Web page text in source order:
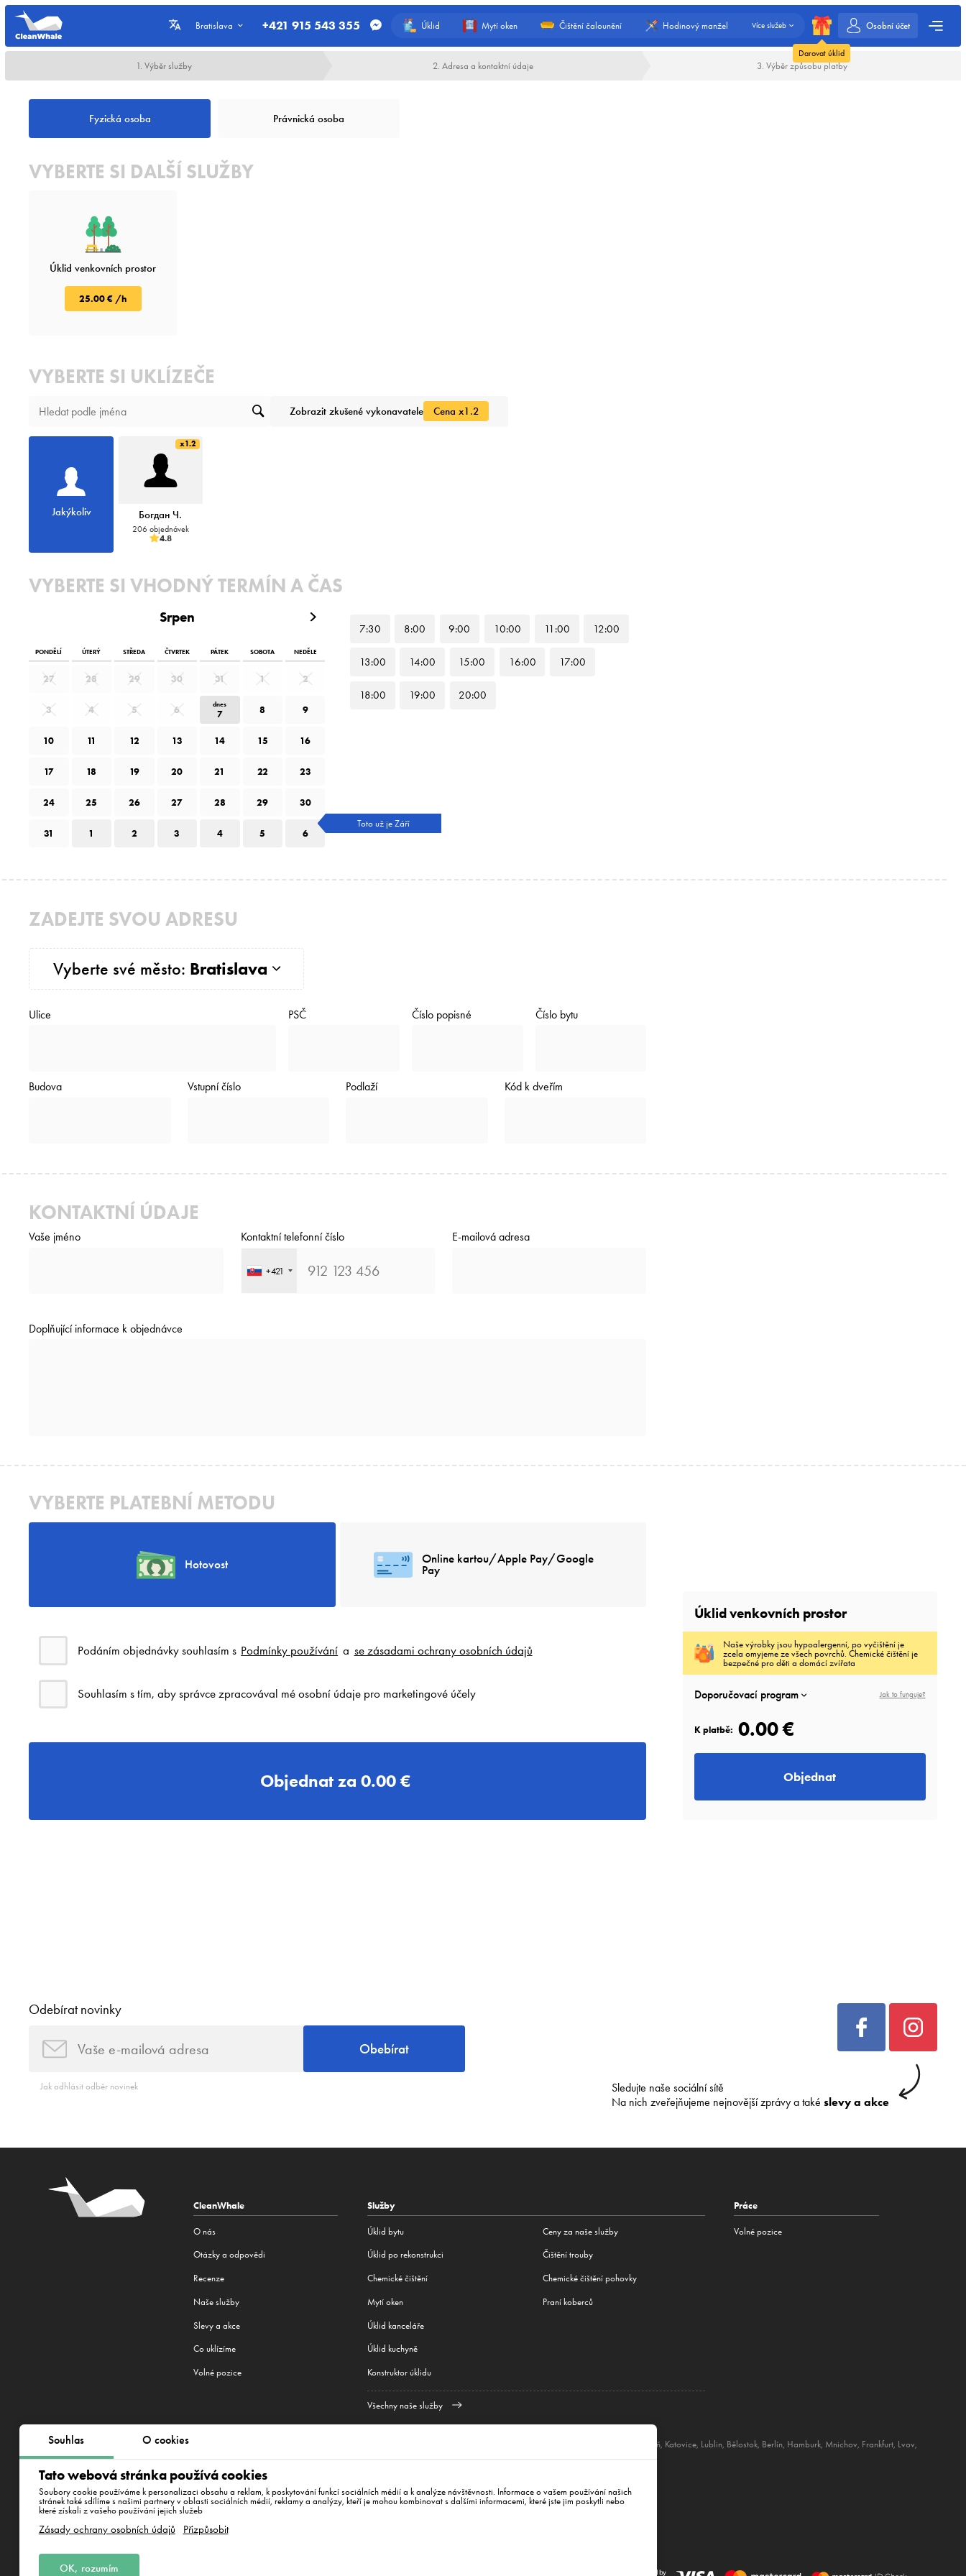
Souhlas O cookies
Tato webová stránka používá cookies
Soubory cookie používáme k personalizaci obsahu a reklam, k poskytování funkcí sociálních médií a k analýze návštěvnosti. Informace o vašem používání našich
stránek také sdílíme s našimi partnery v oblasti sociálních médií, reklamy a analýzy, kteří je mohou kombinovat s dalšími informacemi, které jste jim poskytli nebo
které získali z vašeho používání jejich služeb
Zásady ochrany osobních údajů Přizpůsobit
OK, rozumím
Bratislava +421 915 543 355 Úklid Mytí oken Čištění čalounění Hodinový manžel Více služeb
Darovat úklid
Osobní účet
1. Výběr služby 2. Adresa a kontaktní údaje 3. Výběr způsobu platby
Fyzická osoba Právnická osoba
VYBERTE SI DALŠÍ SLUŽBY
Úklid venkovních prostor
25.00 € /h
VYBERTE SI UKLÍZEČE
Zobrazit zkušené vykonavatele Cena x1.2
Jakýkoliv
x1.2
Богдан Ч.
206 objednávek
4.8
VYBERTE SI VHODNÝ TERMÍN A ČAS
Srpen
PONDĚLÍ ÚTERÝ STŘEDA ČTVRTEK PÁTEK SOBOTA NEDĚLE
27 28 29 30 31 1 2
3 4 5 6 dnes
7 8 9
10 11 12 13 14 15 16
17 18 19 20 21 22 23
24 25 26 27 28 29 30
31 1 2 3 4 5 6
Toto už je Září
7:30 8:00 9:00 10:00 11 :00 12:00
13:00 14:00 15:00 16:00 17:00
18:00 19:00 20:00
ZADEJTE SVOU ADRESU
Vyberte své město: Bratislava
Ulice PSČ Číslo popisné Číslo bytu
Budova Vstupní číslo Podlaží Kód k dveřím
KONTAKTNÍ ÚDAJE
Vaše jméno Kontaktní telefonní číslo
+421
E-mailová adresa
Doplňující informace k objednávce
VYBERTE PLATEBNÍ METODU
Hotovost Online kartou/Apple Pay/Google
Pay
Podáním objednávky souhlasím s Podmínky používání a se zásadami ochrany osobních údajů
Souhlasím s tím, aby správce zpracovával mé osobní údaje pro marketingové účely
Objednat za 0.00 €
Úklid venkovních prostor
Naše výrobky jsou hypoalergenní, po vyčištění je
zcela omyjeme ze všech povrchů. Chemické čištění je
bezpečné pro děti a domácí zvířata
Doporučovací program Jak to funguje?
K platbě: 0.00 €
Objednat
Odebírat novinky
Obebírat
Jak odhlásit odběr novinek
Sledujte naše sociální sítě
Na nich zveřejňujeme nejnovější zprávy a také slevy a akce
CleanWhale
O nás
Otázky a odpovědi
Recenze
Naše služby
Slevy a akce
Co uklízíme
Volné pozice
Služby
Úklid bytu
Úklid po rekonstrukci
Сhemické čištění
Mytí oken
Úklid kanceláře
Úklid kuchyně
Konstruktor úklidu
Ceny za naše služby
Čištění trouby
Chemické čištění pohovky
Praní koberců
Všechny naše služby
Práce
Volné pozice
Poznaň Katovice, Lublin, Bělostok, Berlín, Hamburk, Mnichov Frankfurt, Lvov
Dubravska cesta 2, Bratislava 84104 bratislava@whale.sk